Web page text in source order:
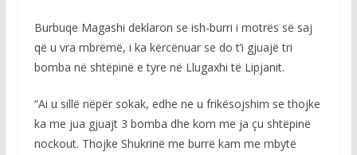
Burbuqe Magashi deklaron se ish-burri i motrës së saj
që u vra mbrëmë, i ka kërcënuar se do t’i gjuajë tri
bomba në shtëpinë e tyre në Llugaxhi të Lipjanit.
“Ai u sillë nëpër sokak, edhe ne u frikësojshim se thojke
ka me jua gjuajt 3 bomba dhe kom me ja çu shtëpinë
nockout. Thojke Shukrinë me burrë kam me mbytë